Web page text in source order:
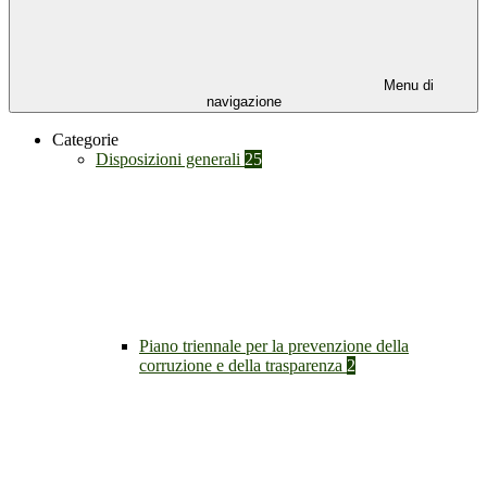
Menu di
navigazione
Categorie
Disposizioni generali 25
Piano triennale per la prevenzione della
corruzione e della trasparenza 2